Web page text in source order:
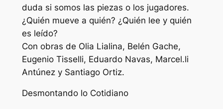
duda si somos las piezas o los jugadores.
¿Quién mueve a quién? ¿Quién lee y quién
es leído?
Con obras de Olia Lialina, Belén Gache,
Eugenio Tisselli, Eduardo Navas, Marcel.li
Antúnez y Santiago Ortiz.
Desmontando lo Cotidiano